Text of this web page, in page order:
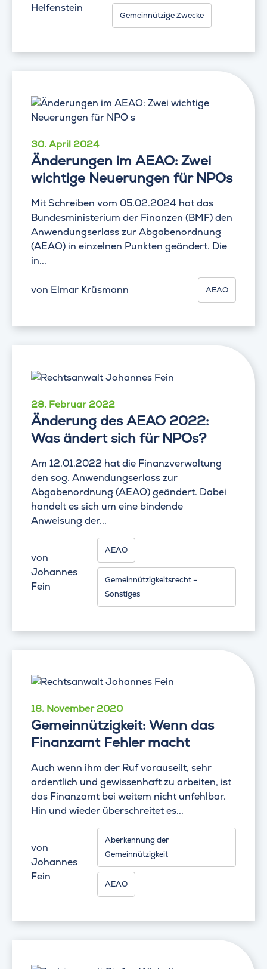
Helfenstein
Gemeinnützige Zwecke
30. April 2024
Änderungen im AEAO: Zwei
wichtige Neuerungen für NPOs
Mit Schreiben vom 05.02.2024 hat das
Bundesministerium der Finanzen (BMF) den
Anwendungserlass zur Abgabenordnung
(AEAO) in einzelnen Punkten geändert. Die
in...
von Elmar Krüsmann AEAO
28. Februar 2022
Änderung des AEAO 2022:
Was ändert sich für NPOs?
Am 12.01.2022 hat die Finanzverwaltung
den sog. Anwendungserlass zur
Abgabenordnung (AEAO) geändert. Dabei
handelt es sich um eine bindende
Anweisung der...
von
Johannes
Fein
AEAO
Gemeinnützigkeitsrecht –
Sonstiges
18. November 2020
Gemeinnützigkeit: Wenn das
Finanzamt Fehler macht
Auch wenn ihm der Ruf vorauseilt, sehr
ordentlich und gewissenhaft zu arbeiten, ist
das Finanzamt bei weitem nicht unfehlbar.
Hin und wieder überschreitet es...
von
Johannes
Fein
Aberkennung der
Gemeinnützigkeit
AEAO